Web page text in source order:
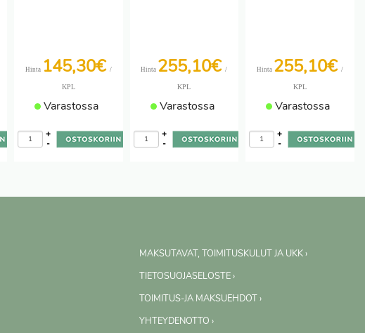
Hinta 145,30€ /
KPL
Varastossa
-
+
Hinta 255,10€/
KPL
Varastossa
-
+
Hinta 255,10€/
KPL
Varastossa
-
+
MAKSUTAVAT, TOIMITUSKULUT JA UKK ›
TIETOSUOJASELOSTE ›
TOIMITUS-JA MAKSUEHDOT ›
YHTEYDENOTTO ›